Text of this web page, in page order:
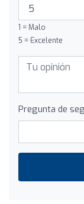
1 = Malo
5 = Excelente
Pregunta de